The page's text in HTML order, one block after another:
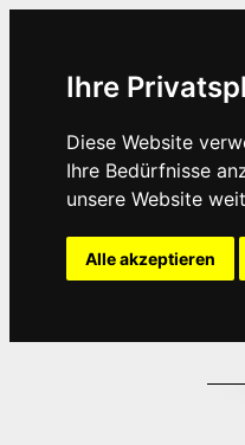
Ihre
Diese Website
Ihre Bedürfnisse
unsere Website
Alle akzeptieren